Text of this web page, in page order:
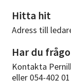
Hitta hit
Adress till
Har du
Kontakta
eller 054-402